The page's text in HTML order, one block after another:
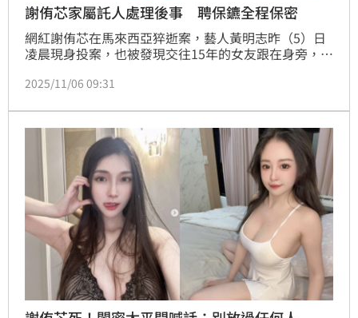
謝侑芯家屬託人處理後事 聘保鑣全程保密
網紅謝侑芯在馬來西亞猝逝案，藝人黃明志昨（5）日
凌晨現身投案，也被發現交往15年的女友跟在身旁，但
指出因案件已升級為謀殺案，需要等到法醫、警方及謝
遺體帶回或火化。
2025/11/06 09:31